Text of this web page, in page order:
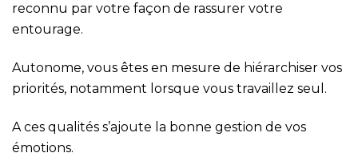
reconnu par votre façon de rassurer votre
entourage.
Autonome, vous êtes en mesure de hiérarchiser vos
priorités, notamment lorsque vous travaillez seul.
A ces qualités s’ajoute la bonne gestion de vos
émotions.